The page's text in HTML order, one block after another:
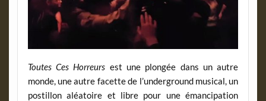
Toutes Ces Horreurs est une plongée dans un autre
monde, une autre facette de l’underground musical, un
postillon aléatoire et libre pour une émancipation